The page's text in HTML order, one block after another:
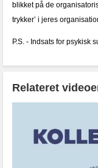
blikket på de
trykker’ i jeres
P.S. - Indsats for psykisk
Relateret